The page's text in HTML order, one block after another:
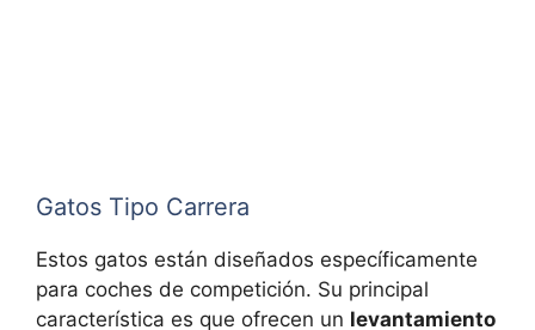
Gatos Tipo Carrera
Estos gatos están diseñados específicamente
para coches de competición. Su principal
característica es que ofrecen un levantamiento